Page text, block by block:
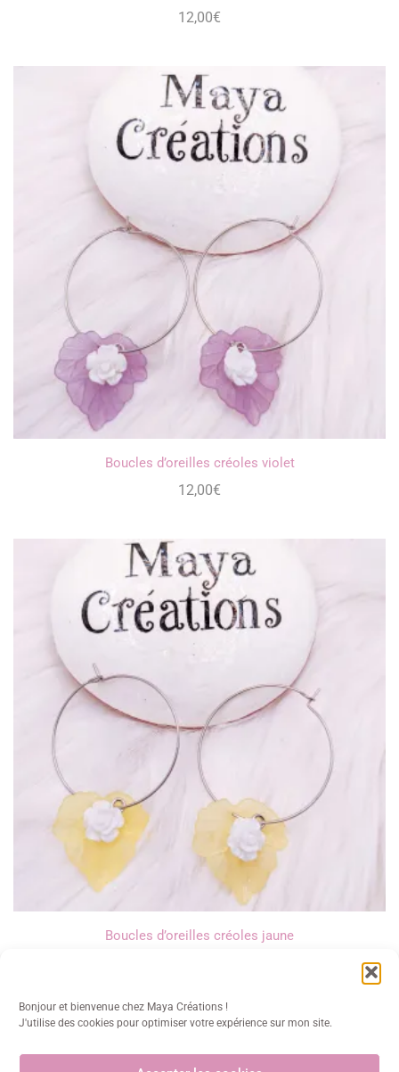
Bonjour et bienvenue chez Maya Créations !
J'utilise des cookies pour optimiser votre expérience sur mon site.
12,00€
Boucles d’oreilles créoles violet
12,00€
Boucles d’oreilles créoles jaune